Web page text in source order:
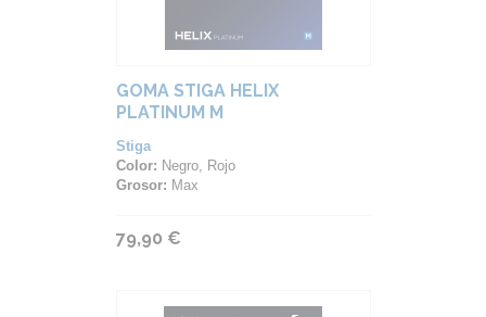
GOMA STIGA HELIX
PLATINUM M
Stiga
Color: Negro, Rojo
Grosor: Max
79,90 €